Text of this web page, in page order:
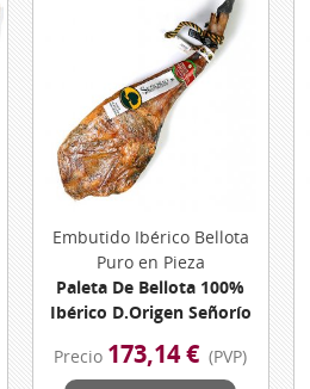
Vista Rápida
Embutido Ibérico Bellota
Puro en Pieza
Paleta De Bellota 100%
Ibérico D.Origen Señorío
Kg. Aprox.
Precio 173,14 € (PVP)